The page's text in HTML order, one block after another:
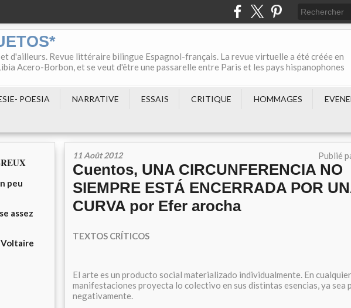
d'ailleurs. Revue littéraire bilingue Espagnol-français. La revue virtuelle a été créée en
Acero-Borbon, et se veut d'être une passarelle entre Paris et les pays hispanophones
POESIA NARRATIVE ESSAIS CRITIQUE HOMMAGES
peu
assez
11 Août 2012 Publié
Cuentos, UNA CIRCUNFERENCIA NO
SIEMPRE ESTÁ ENCERRADA POR
CURVA por Efer arocha
TEXTOS CRÍTICOS
El arte es un producto social materializado individualmente. En
manifestaciones proyecta lo colectivo en sus distintas esencias, ya sea
negativamente.